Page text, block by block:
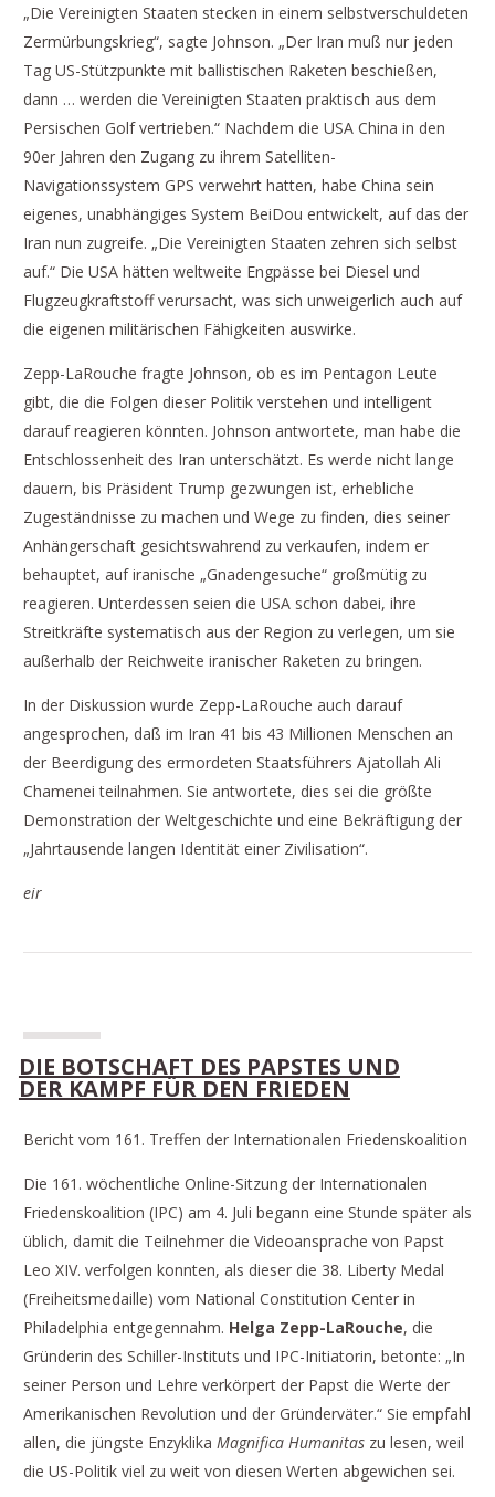
„Die Vereinigten Staaten stecken in einem selbstverschuldeten
Zermürbungskrieg“, sagte Johnson. „Der Iran muß nur jeden
Tag US-Stützpunkte mit ballistischen Raketen beschießen,
dann … werden die Vereinigten Staaten praktisch aus dem
Persischen Golf vertrieben.“ Nachdem die USA China in den
90er Jahren den Zugang zu ihrem Satelliten-
Navigationssystem GPS verwehrt hatten, habe China sein
eigenes, unabhängiges System BeiDou entwickelt, auf das der
Iran nun zugreife. „Die Vereinigten Staaten zehren sich selbst
auf.“ Die USA hätten weltweite Engpässe bei Diesel und
Flugzeugkraftstoff verursacht, was sich unweigerlich auch auf
die eigenen militärischen Fähigkeiten auswirke.
Zepp-LaRouche fragte Johnson, ob es im Pentagon Leute
gibt, die die Folgen dieser Politik verstehen und intelligent
darauf reagieren könnten. Johnson antwortete, man habe die
Entschlossenheit des Iran unterschätzt. Es werde nicht lange
dauern, bis Präsident Trump gezwungen ist, erhebliche
Zugeständnisse zu machen und Wege zu finden, dies seiner
Anhängerschaft gesichtswahrend zu verkaufen, indem er
behauptet, auf iranische „Gnadengesuche“ großmütig zu
reagieren. Unterdessen seien die USA schon dabei, ihre
Streitkräfte systematisch aus der Region zu verlegen, um sie
außerhalb der Reichweite iranischer Raketen zu bringen.
In der Diskussion wurde Zepp-LaRouche auch darauf
angesprochen, daß im Iran 41 bis 43 Millionen Menschen an
der Beerdigung des ermordeten Staatsführers Ajatollah Ali
Chamenei teilnahmen. Sie antwortete, dies sei die größte
Demonstration der Weltgeschichte und eine Bekräftigung der
„Jahrtausende langen Identität einer Zivilisation“.
eir
DIE BOTSCHAFT DES PAPSTES UND
DER KAMPF FÜR DEN FRIEDEN
Bericht vom 161. Treffen der Internationalen Friedenskoalition
Die 161. wöchentliche Online-Sitzung der Internationalen
Friedenskoalition (IPC) am 4. Juli begann eine Stunde später als
üblich, damit die Teilnehmer die Videoansprache von Papst
Leo XIV. verfolgen konnten, als dieser die 38. Liberty Medal
(Freiheitsmedaille) vom National Constitution Center in
Philadelphia entgegennahm. Helga Zepp-LaRouche, die
Gründerin des Schiller-Instituts und IPC-Initiatorin, betonte: „In
seiner Person und Lehre verkörpert der Papst die Werte der
Amerikanischen Revolution und der Gründerväter.“ Sie empfahl
allen, die jüngste Enzyklika Magnifica Humanitaszu lesen, weil
die US-Politik viel zu weit von diesen Werten abgewichen sei.